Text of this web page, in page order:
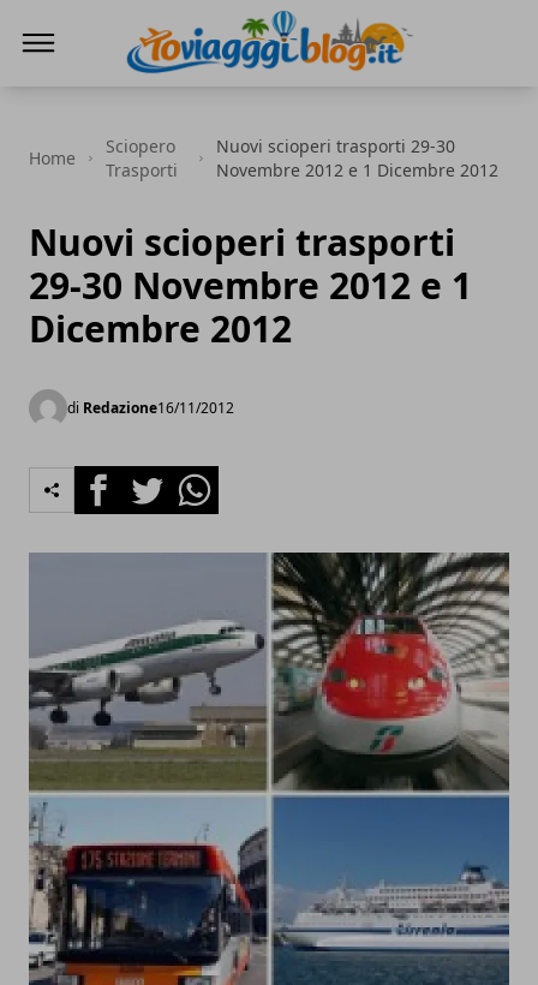
Home
Sciopero
Trasporti
Nuovi scioperi trasporti 29-30
Novembre 2012 e 1 Dicembre 2012
Nuovi scioperi trasporti
29-30 Novembre 2012 e 1
Dicembre 2012
di Redazione16/11/2012
FacebookTwitterWhatsapp